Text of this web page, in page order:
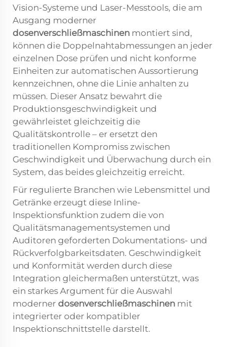
Vision-Systeme und Laser-Messtools, die am
Ausgang moderner
dosenverschließmaschinen montiert sind,
können die Doppelnahtabmessungen an jeder
einzelnen Dose prüfen und nicht konforme
Einheiten zur automatischen Aussortierung
kennzeichnen, ohne die Linie anhalten zu
müssen. Dieser Ansatz bewahrt die
Produktionsgeschwindigkeit und
gewährleistet gleichzeitig die
Qualitätskontrolle – er ersetzt den
traditionellen Kompromiss zwischen
Geschwindigkeit und Überwachung durch ein
System, das beides gleichzeitig erreicht.
Für regulierte Branchen wie Lebensmittel und
Getränke erzeugt diese Inline-
Inspektionsfunktion zudem die von
Qualitätsmanagementsystemen und
Auditoren geforderten Dokumentations- und
Rückverfolgbarkeitsdaten. Geschwindigkeit
und Konformität werden durch diese
Integration gleichermaßen unterstützt, was
ein starkes Argument für die Auswahl
moderner dosenverschließmaschinen mit
integrierter oder kompatibler
Inspektionschnittstelle darstellt.